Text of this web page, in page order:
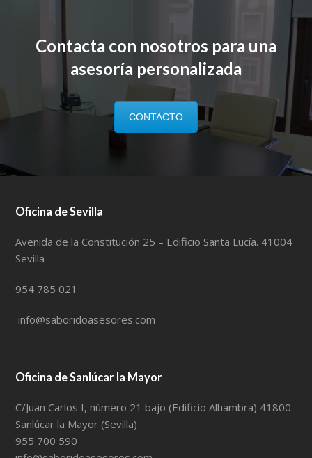
Contacta con nosotros para una
asesoría personalizada
CONTACTO
Oficina de Sevilla
Avenida de la Constitución 25 – Edificio Santa Lucía. 41004
Sevilla
954 785 021
info@saboridoasesores.com
Oficina de Sanlúcar la Mayor
C/Juan Carlos I, número 21 bajo (Edificio Alhambra) 41800
Sanlúcar la Mayor (Sevilla)
955 700 590